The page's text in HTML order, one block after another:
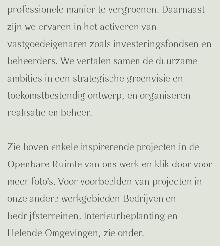
professionele manier te vergroenen. Daarnaast
zijn we ervaren in het activeren van
vastgoedeigenaren zoals investeringsfondsen en
beheerders. We vertalen samen de duurzame
ambities in een strategische groenvisie en
toekomstbestendig ontwerp, en organiseren
realisatie en beheer.
Zie boven enkele inspirerende projecten in de
Openbare Ruimte van ons werk en klik door voor
meer foto’s. Voor voorbeelden van projecten in
onze andere werkgebieden Bedrijven en
bedrijfsterreinen, Interieurbeplanting en
Helende Omgevingen, zie onder.